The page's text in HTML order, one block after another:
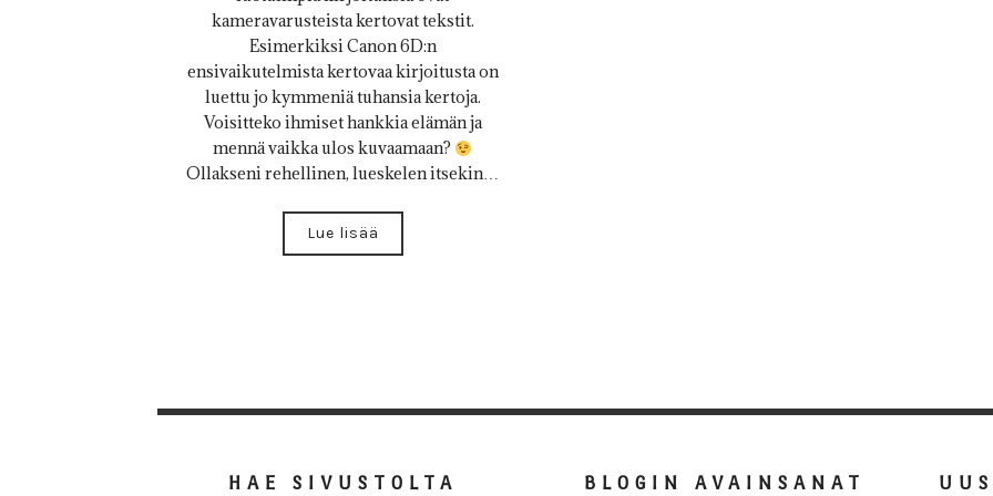
kameravarusteista kertovat tekstit.
Esimerkiksi Canon 6D:n
ensivaikutelmista kertovaa kirjoitusta on
luettu jo kymmeniä tuhansia kertoja.
Voisitteko ihmiset hankkia elämän ja
mennä vaikka ulos kuvaamaan?
Ollakseni rehellinen, lueskelen itsekin…
Lue lisää
HAE SIVUSTOLTA BLOGIN AVAINSANAT